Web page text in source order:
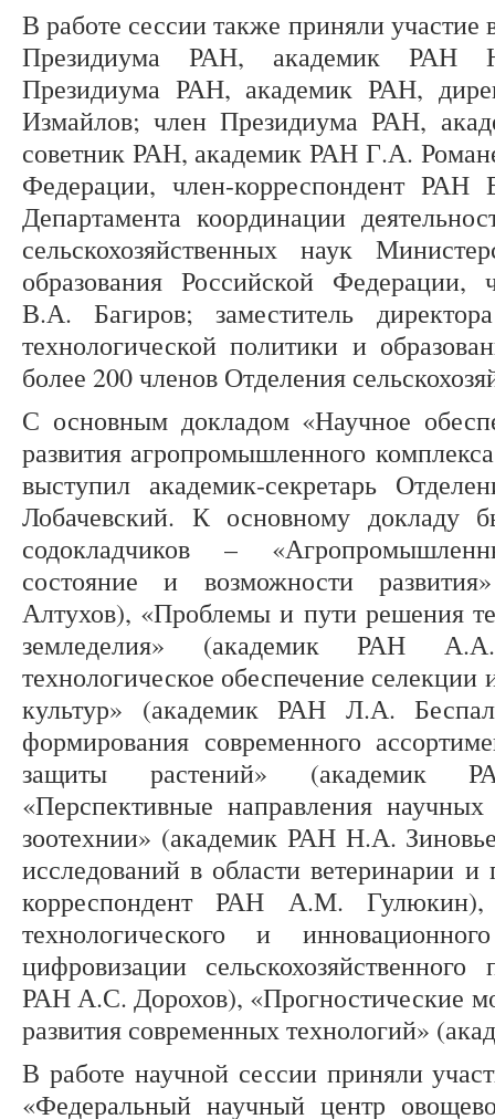
В работе сессии также приняли
Президиума РАН, академик РАН
Президиума РАН, академик РАН,
Измайлов; член Президиума РАН,
советник РАН, академик РАН Г.А.
Федерации, член-корреспондент РАН
Департамента координации
сельскохозяйственных наук
образования Российской Федерации,
В.А. Багиров; заместитель
технологической политики и
более 200 членов Отделения
С основным докладом «Научное
развития агропромышленного
выступил академик-секретарь
Лобачевский. К основному докладу
содокладчиков –
состояние и возможности
Алтухов), «Проблемы и пути решения
земледелия» (академик РАН
технологическое обеспечение селекции
культур» (академик РАН Л.А.
формирования современного
защиты растений» (академик
«Перспективные направления
зоотехнии» (академик РАН Н.А.
исследований в области ветеринарии
корреспондент РАН А.М. Гулюкин),
технологического и
цифровизации сельскохозяйственного
РАН А.С. Дорохов), «Прогностические
развития современных технологий»
В работе научной сессии приняли
«Федеральный научный центр